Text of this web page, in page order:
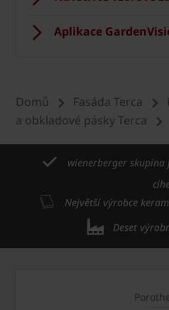
Aplikace
Domů Fasáda Terca
a obkladové pásky Terca
wienerberger skupina
Největší výrobce
Deset